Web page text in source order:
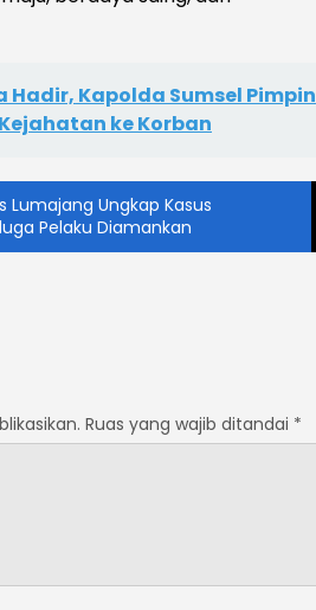
Hadir, Kapolda Sumsel Pimpin
ke Korban
Lumajang Ungkap Kasus
Pelaku Diamankan
Ruas yang wajib ditandai *